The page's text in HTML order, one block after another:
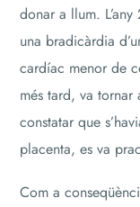
donar a llum.
una bradicàrdia
cardíac menor de
més tard, va
constatar que
placenta, es va
Com a